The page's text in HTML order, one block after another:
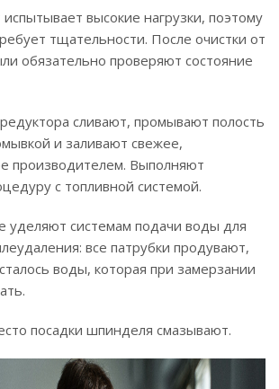
высокие нагрузки, поэтому
тщательности. После очистки от
обязательно проверяют состояние
сливают, промывают полость
и заливают свежее,
производителем. Выполняют
с топливной системой.
уделяют системам подачи воды для
все патрубки продувают,
воды, которая при замерзании
посадки шпинделя смазывают.